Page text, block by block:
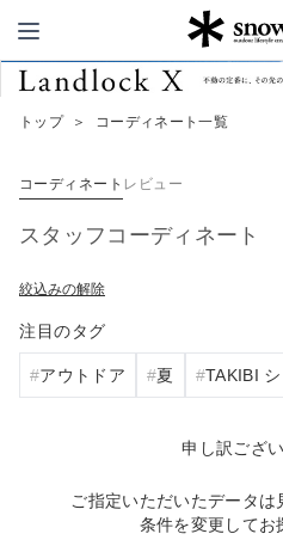
Snow
トップ ＞ コーディネート一覧
コーディネート レビュー
スタッフコーディネート
絞込みの解除
注目のタグ
アウトドア 夏 TAKIBI
申し訳ござ
ご指定いただいたデータは
条件を変更してお